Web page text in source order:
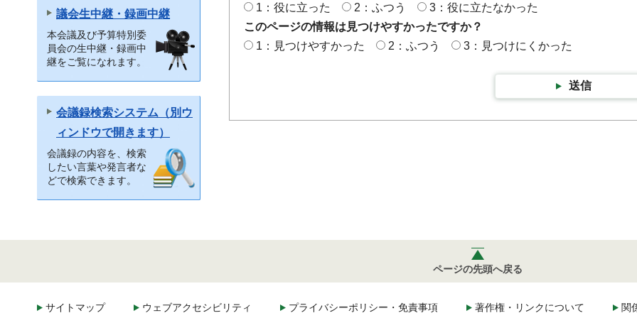
議会生中継・録画中継
本会議及び予算特別委
員会の生中継・録画中
継をご覧になれます。
会議録検索システム（別ウ
ィンドウで開きます）
会議録の内容を、検索
したい言葉や発言者な
どで検索できます。
1：役に立った
2：ふつう
3：役に立たなかった
このページの情報は見つけやすかったですか？
1：見つけやすかった
2：ふつう 3：見つけにくかった
送信
ページの先頭へ戻る
サイトマップ ウェブアクセシビリティ プライバシーポリシー・免責事項 著作権・リンクについて 関